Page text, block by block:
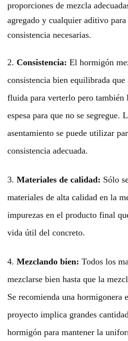
proporciones de mezcla
agregado y cualquier aditivo
consistencia necesarias.
2. Consistencia: El hormigón
consistencia bien equilibrada
fluida para verterlo pero también
espesa para que no se segregue.
asentamiento se puede utilizar
consistencia adecuada.
3. Materiales de calidad: Sólo
materiales de alta calidad en la
impurezas en el producto final
vida útil del concreto.
4. Mezclando bien: Todos los
mezclarse bien hasta que la
Se recomienda una hormigonera
proyecto implica grandes
hormigón para mantener la